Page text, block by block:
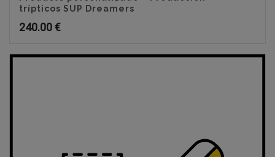
trípticos SUP Dreamers
240.00€